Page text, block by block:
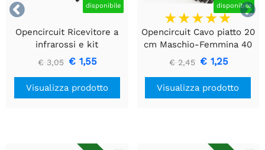

 disponibile
Opencircuit Ricevitore a
infrarossi e kit
telecomando
€ 3,05 € 1,55
Visualizza prodotto
disponibile
Opencircuit Cavo piatto 20
cm Maschio-Femmina 40
pezzi
€ 2,45 € 1,25
Visualizza prodotto